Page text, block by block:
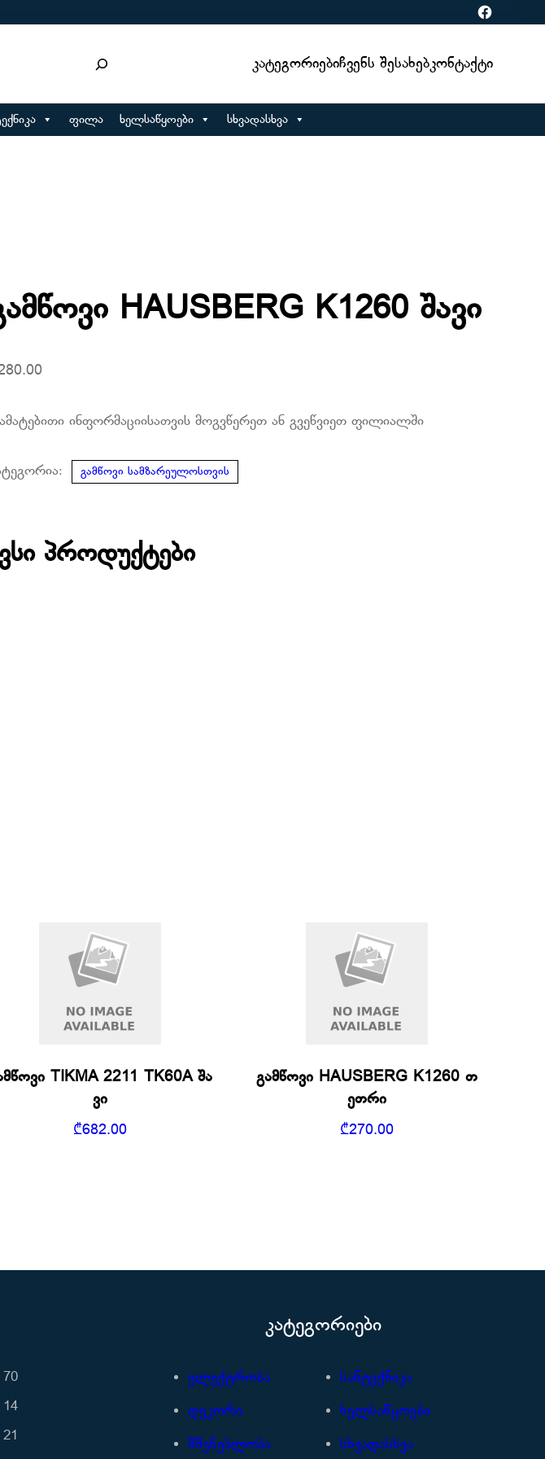
Facebook
ᲙატეგორიებიᲩვენს ᲨესახებᲙონტაქტი
ფილა ხელსაწყოები სხვადასხვა
HAUSBERG K1260 შავი
ინფორმაციისათვის მოგვწერეთ ან გვეწვიეთ ფილიალში
გამწოვი სამზარეულოსთვის
პროდუქტები
TIKMA 2211 TK60A შა
ვი
₾682.00
გამწოვი HAUSBERG K1260 თ
ეთრი
₾270.00
კატეგორიები
ელექტრობა
დეკორი
მშენებლობა
სანტექნიკა
ხელსაწყოები
სხვადასხვა